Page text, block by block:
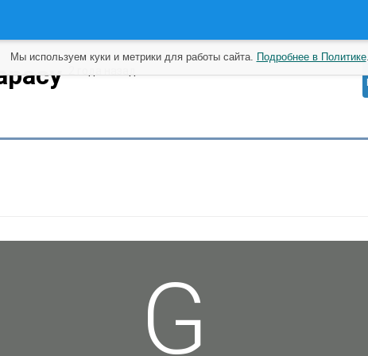
Мы используем куки и метрики для работы сайта. Подробнее в Политике.